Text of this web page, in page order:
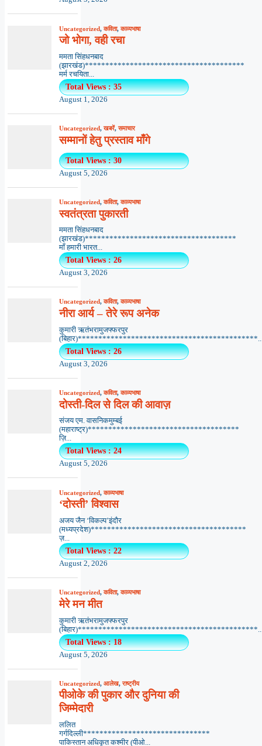
Uncategorized,कविता,काव्यभाषा
जो भोगा, वही रचा
ममता सिंहधनबाद
(झारखंड)***************************************
मर्म रचयिता...
Total Views : 35
August 1, 2026
Uncategorized,खबरें,समाचार
सम्मानों हेतु प्रस्ताव माँगे
Total Views : 30
August 5, 2026
Uncategorized,कविता,काव्यभाषा
स्वतंत्रता पुकारती
ममता सिंहधनबाद
(झारखंड)*************************************
माँ हमारी भारत...
Total Views : 26
August 3, 2026
Uncategorized,कविता,काव्यभाषा
नीरा आर्य – तेरे रूप अनेक
कुमारी ऋतंभरामुजफ्फरपुर
Total Views : 26
August 3, 2026
Uncategorized,कविता,काव्यभाषा
दोस्ती-दिल से दिल की आवाज़
संजय एम. वासनिकमुम्बई
(महाराष्ट्र)*************************************
ज़ि...
Total Views : 24
August 5, 2026
Uncategorized,काव्यभाषा
‘दोस्ती’ विश्वास
अजय जैन ‘विकल्प’इंदौर
(मध्यप्रदेश)**************************************
ज़...
Total Views : 22
August 2, 2026
Uncategorized,कविता,काव्यभाषा
मेरे मन मीत
कुमारी ऋतंभरामुजफ्फरपुर
Total Views : 18
August 5, 2026
Uncategorized, आलेख,राष्ट्रीय
पीओके की पुकार और दुनिया की
जिम्मेदारी
ललित
गर्गदिल्ली*******************************
पाकिस्तान अधिकृत कश्मीर (पीओ...